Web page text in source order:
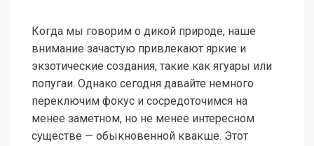
Когда мы говорим о дикой природе, наше
внимание зачастую привлекают яркие и
экзотические создания, такие как ягуары или
попугаи. Однако сегодня давайте немного
переключим фокус и сосредоточимся на
менее заметном, но не менее интересном
существе — обыкновенной квакше. Этот